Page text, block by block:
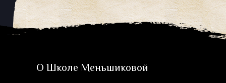
О Школе Меньшиковой